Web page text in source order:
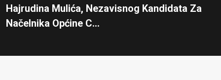
Hajrudina Mulića, Nezavisnog Kandidata Za
Načelnika Općine C...